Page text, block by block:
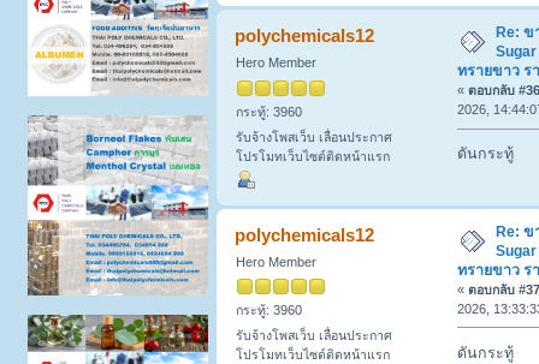
polychemicals12
Hero Member
กระทู้: 3960
รับจ้างโพสเว็บ เลื่อนประกาศ
โปรโมทเว็บไซต์ติดหน้าแรก
Re: ข
ทรายขาว ร
« ตอบกลับ
2026,
ดันกระทู้
polychemicals12
Hero Member
กระทู้: 3960
รับจ้างโพสเว็บ เลื่อนประกาศ
โปรโมทเว็บไซต์ติดหน้าแรก
Re: ข
ทรายขาว ร
« ตอบกลับ
2026,
ดันกระทู้